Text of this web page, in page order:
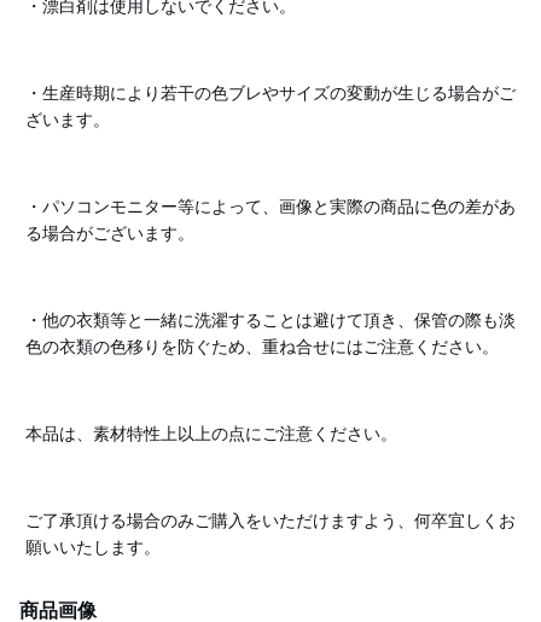
・漂白剤は使用しないでください。
・生産時期により若干の色ブレやサイズの変動が生じる場合がご
ざいます。
・パソコンモニター等によって、画像と実際の商品に色の差があ
る場合がございます。
・他の衣類等と一緒に洗濯することは避けて頂き、保管の際も淡
色の衣類の色移りを防ぐため、重ね合せにはご注意ください。
本品は、素材特性上以上の点にご注意ください。
ご了承頂ける場合のみご購入をいただけますよう、何卒宜しくお
願いいたします。
商品画像